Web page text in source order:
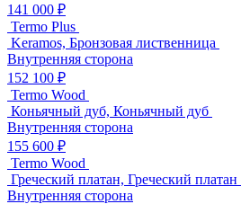
141 000 ₽
Termo Plus
Keramos, Бронзовая лиственница
Внутренняя сторона
152 100 ₽
Termo Wood
Коньячный дуб, Коньячный дуб
Внутренняя сторона
155 600 ₽
Termo Wood
Греческий платан, Греческий платан
Внутренняя сторона